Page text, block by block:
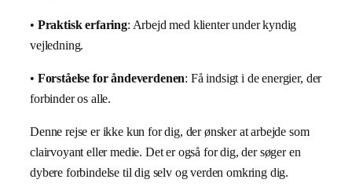
• Praktisk erfaring: Arbejd med klienter under kyndig
vejledning.
• Forståelse for åndeverdenen: Få indsigt i de energier, der
forbinder os alle.
Denne rejse er ikke kun for dig, der ønsker at arbejde som
clairvoyant eller medie. Det er også for dig, der søger en
dybere forbindelse til dig selv og verden omkring dig.